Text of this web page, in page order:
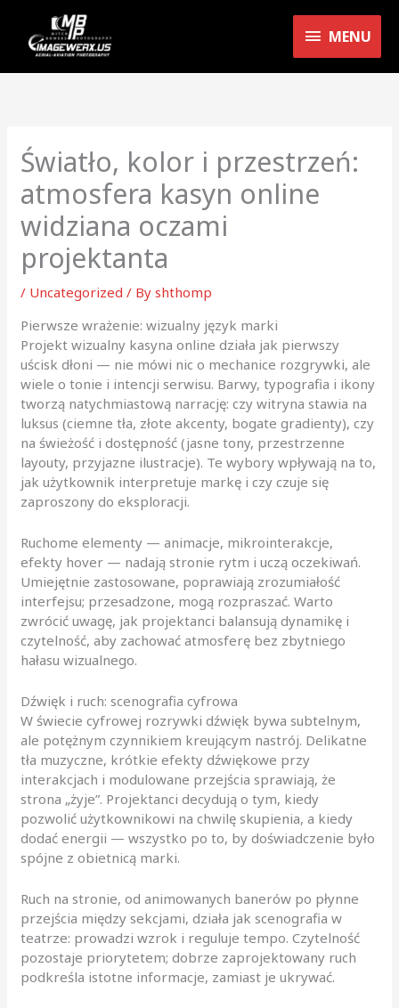
content
MENU
MENU
Światło, kolor i przestrzeń:
atmosfera kasyn online
widziana oczami
projektanta
/ Uncategorized / Byshthomp
Pierwsze wrażenie: wizualny język marki
Projekt wizualny kasyna online działa jak pierwszy
uścisk dłoni — nie mówi nic o mechanice rozgrywki, ale
wiele o tonie i intencji serwisu. Barwy, typografia i ikony
tworzą natychmiastową narrację: czy witryna stawia na
luksus (ciemne tła, złote akcenty, bogate gradienty), czy
na świeżość i dostępność (jasne tony, przestrzenne
layouty, przyjazne ilustracje). Te wybory wpływają na to,
jak użytkownik interpretuje markę i czy czuje się
zaproszony do eksploracji.
Ruchome elementy — animacje, mikrointerakcje,
efekty hover — nadają stronie rytm i uczą oczekiwań.
Umiejętnie zastosowane, poprawiają zrozumiałość
interfejsu; przesadzone, mogą rozpraszać. Warto
zwrócić uwagę, jak projektanci balansują dynamikę i
czytelność, aby zachować atmosferę bez zbytniego
hałasu wizualnego.
Dźwięk i ruch: scenografia cyfrowa
W świecie cyfrowej rozrywki dźwięk bywa subtelnym,
ale potężnym czynnikiem kreującym nastrój. Delikatne
tła muzyczne, krótkie efekty dźwiękowe przy
interakcjach i modulowane przejścia sprawiają, że
strona „żyje”. Projektanci decydują o tym, kiedy
pozwolić użytkownikowi na chwilę skupienia, a kiedy
dodać energii — wszystko po to, by doświadczenie było
spójne z obietnicą marki.
Ruch na stronie, od animowanych banerów po płynne
przejścia między sekcjami, działa jak scenografia w
teatrze: prowadzi wzrok i reguluje tempo. Czytelność
pozostaje priorytetem; dobrze zaprojektowany ruch
podkreśla istotne informacje, zamiast je ukrywać.